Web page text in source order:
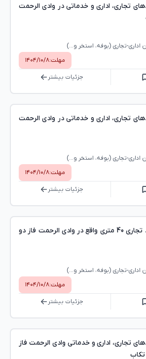
تجاری، اداری و خدماتی در وادی الرحمت
اداری-تجاری (بوفه، استخر و...)
مهلت:۱۴۰۴/۱۰/۸
جزئیات بیشتر
تجاری، اداری و خدماتی در وادی الرحمت
اداری-تجاری (بوفه، استخر و...)
مهلت:۱۴۰۴/۱۰/۸
جزئیات بیشتر
مزایده واحد تجاری 40 متری واقع در وادی الرحمت فاز دو
اداری-تجاری (بوفه، استخر و...)
مهلت:۱۴۰۴/۱۰/۸
جزئیات بیشتر
تجاری، اداری و خدماتی وادی الرحمت فاز
تکاب